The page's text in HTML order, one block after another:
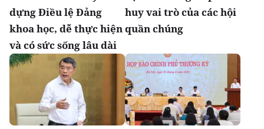
dựng Điều lệ Đảng
khoa học, dễ thực hiện
và có sức sống lâu dài
huy vai trò của các hội
quần chúng